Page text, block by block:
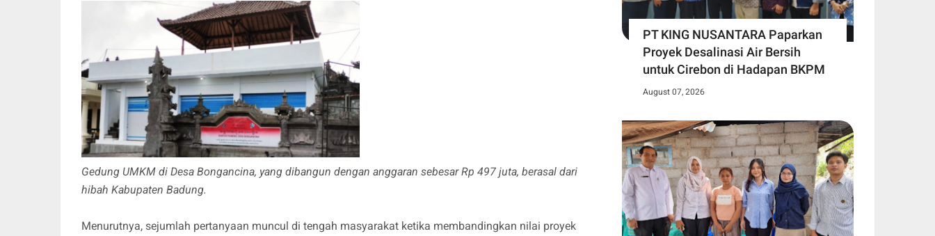
Gedung UMKM di Desa Bongancina, yang dibangun dengan anggaran sebesar Rp 497 juta, berasal dari
hibah Kabupaten Badung.
Menurutnya, sejumlah pertanyaan muncul di tengah masyarakat ketika membandingkan nilai proyek
PT KING NUSANTARA Paparkan
Proyek Desalinasi Air Bersih
untuk Cirebon di Hadapan BKPM
August 07, 2026